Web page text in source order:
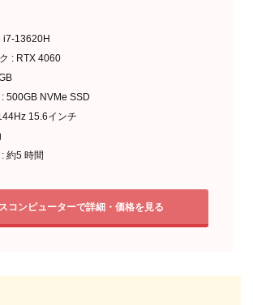
i7-13620H
: RTX 4060
500GB NVMe SSD
15.6インチ
約5 時間
コンピューターで詳細・価格を見る